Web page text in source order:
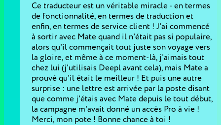
Ce traducteur est un véritable miracle - en termes
de fonctionnalité, en termes de traduction et
enfin, en termes de service client ! J'ai commencé
à sortir avec Mate quand il n'était pas si populaire,
alors qu'il commençait tout juste son voyage vers
la gloire, et même à ce moment-là, j'aimais tout
chez lui (j'utilisais Deepl avant cela), mais Mate a
prouvé qu'il était le meilleur ! Et puis une autre
surprise : une lettre est arrivée par la poste disant
que comme j'étais avec Mate depuis le tout début,
la campagne m'avait donné un accès Pro à vie !
Merci, mon pote ! Bonne chance à toi !